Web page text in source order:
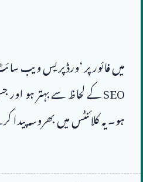
میں فائور پر ‘ورڈپریس ویب
SEO کے لحاظ سے بہتر ہو اور